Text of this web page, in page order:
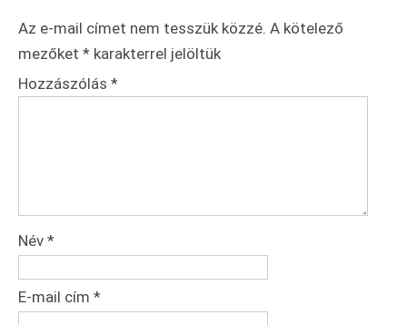
Az e-mail címet nem tesszük közzé. A kötelező
mezőket * karakterrel jelöltük
Hozzászólás *
Név *
E-mail cím *